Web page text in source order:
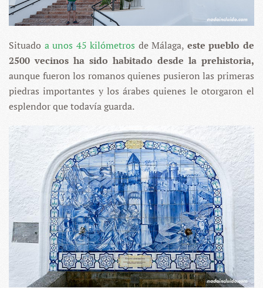
Situado a unos 45 kilómetros de Málaga, este pueblo de
2500 vecinos ha sido habitado desde la prehistoria,
aunque fueron los romanos quienes pusieron las primeras
piedras importantes y los árabes quienes le otorgaron el
esplendor que todavía guarda.